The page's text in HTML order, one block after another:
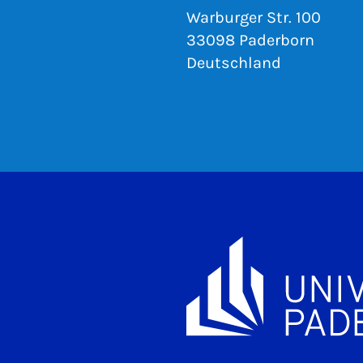
Warburger Str. 100
33098 Paderborn
Deutschland